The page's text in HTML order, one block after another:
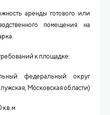
аренды готового или
помещения на
к площадке:
федеральный округ
Московская области)
кв.м